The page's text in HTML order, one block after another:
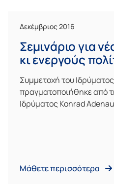
Δεκέμβριος 2016
Σεμινάριο για
κι ενεργούς
Συμμετοχή του
πραγματοποιήθηκε από
Ιδρύματος Konrad
Μάθετε περισσότερα